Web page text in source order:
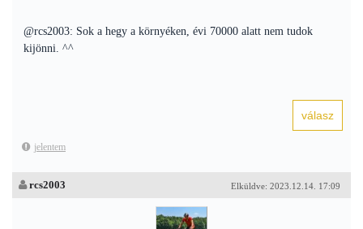
@rcs2003: Sok a hegy a környéken, évi 70000 alatt nem tudok
kijönni. ^^
jelentem
Elküldve: 2023.12.14. 17:09
rcs2003